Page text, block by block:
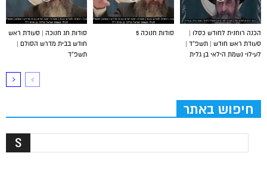
סודות חג חנוכה | סעודת ראש
חודש בבית מדרש הסולם |
תשפ”ד
סודות חנוכה 5
הכנה רוחנית לחודש כסלו |
סעודת ראש חודש | תשפ”ד |
לעילוי נשמת הילאי בן גלית
חיפוש באתר